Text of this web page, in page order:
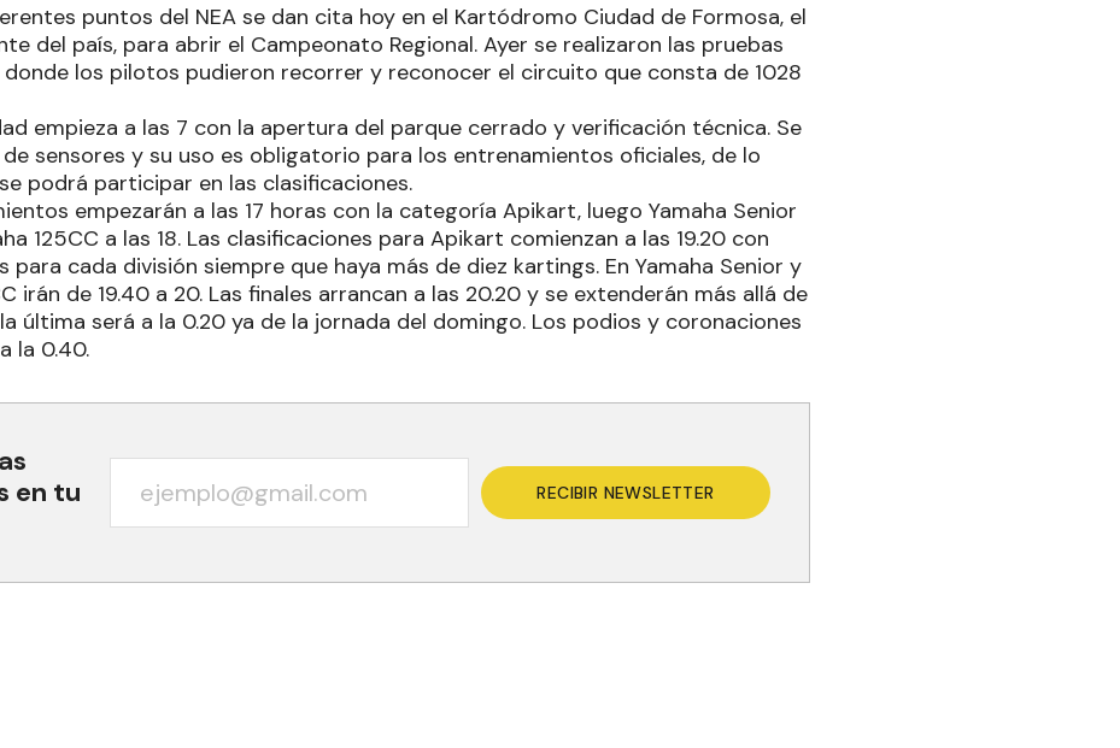
puntos del NEA se dan cita hoy en el Kartódromo Ciudad de Formosa, el
del país, para abrir el Campeonato Regional. Ayer se realizaron las pruebas
los pilotos pudieron recorrer y reconocer el circuito que consta de 1028
empieza a las 7 con la apertura del parque cerrado y verificación técnica. Se
sensores y su uso es obligatorio para los entrenamientos oficiales, de lo
podrá participar en las clasificaciones.
empezarán a las 17 horas con la categoría Apikart, luego Yamaha Senior
125CC a las 18. Las clasificaciones para Apikart comienzan a las 19.20 con
para cada división siempre que haya más de diez kartings. En Yamaha Senior y
irán de 19.40 a 20. Las finales arrancan a las 20.20 y se extenderán más allá de
última será a la 0.20 ya de la jornada del domingo. Los podios y coronaciones
la 0.40.
en tu
RECIBIR NEWSLETTER